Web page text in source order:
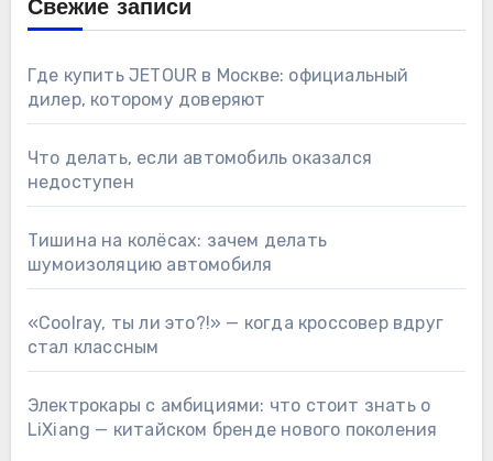
Свежие записи
Где купить JETOUR в Москве: официальный
дилер, которому доверяют
Что делать, если автомобиль оказался
недоступен
Тишина на колёсах: зачем делать
шумоизоляцию автомобиля
«Coolray, ты ли это?!» — когда кроссовер вдруг
стал классным
Электрокары с амбициями: что стоит знать о
LiXiang — китайском бренде нового поколения